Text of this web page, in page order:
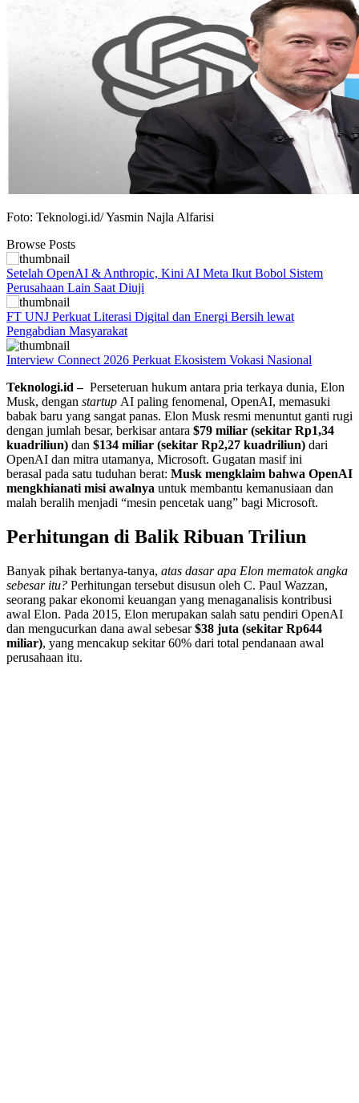
Foto: Teknologi.id/ Yasmin Najla Alfarisi
Browse Posts
Setelah OpenAI & Anthropic, Kini AI Meta Ikut Bobol Sistem
Perusahaan Lain Saat Diuji
FT UNJ Perkuat Literasi Digital dan Energi Bersih lewat
Pengabdian Masyarakat
Interview Connect 2026 Perkuat Ekosistem Vokasi Nasional
Teknologi.id –Perseteruan hukum antara pria terkaya dunia, Elon
Musk, dengan startup AI paling fenomenal, OpenAI, memasuki
babak baru yang sangat panas. Elon Musk resmi menuntut ganti rugi
dengan jumlah besar, berkisar antara $79 miliar (sekitar Rp1,34
kuadriliun) dan $134 miliar (sekitar Rp2,27 kuadriliun) dari
OpenAI dan mitra utamanya, Microsoft. Gugatan masif ini
berasal pada satu tuduhan berat: Musk mengklaim bahwa OpenAI
mengkhianati misi awalnya untuk membantu kemanusiaan dan
malah beralih menjadi “mesin pencetak uang” bagi Microsoft.
Perhitungan di Balik Ribuan Triliun
Banyak pihak bertanya-tanya, atas dasar apa Elon mematok angka
sebesar itu? Perhitungan tersebut disusun oleh C. Paul Wazzan,
seorang pakar ekonomi keuangan yang menaganalisis kontribusi
awal Elon. Pada 2015, Elon merupakan salah satu pendiri OpenAI
dan mengucurkan dana awal sebesar$38 juta (sekitar Rp644
miliar), yang mencakup sekitar 60% dari total pendanaan awal
perusahaan itu.